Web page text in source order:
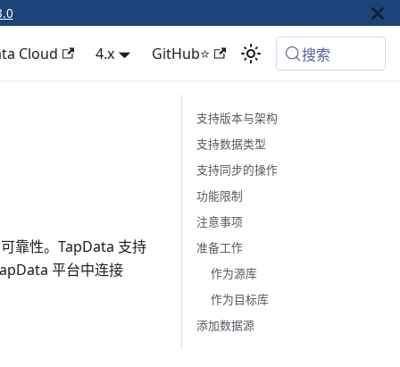
Cloud 4.x GitHub⭐ 搜索
靠性。TapData 支持
平台中连接
支持版本与架构
支持数据类型
支持同步的操作
功能限制
注意事项
准备工作
作为源库
作为目标库
添加数据源